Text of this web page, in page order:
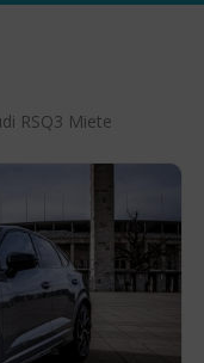
RSQ3 Miete